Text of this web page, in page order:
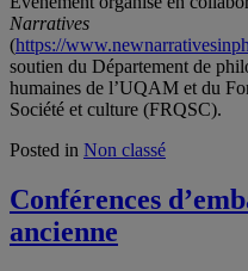
Narratives
(https://
soutien du Département de
humaines de l’UQAM et du
Société et culture (FRQSC).
Posted in Non classé
Conférences
ancienne